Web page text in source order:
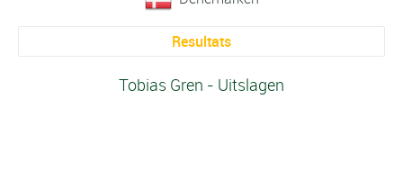
Resultats
Tobias Gren - Uitslagen